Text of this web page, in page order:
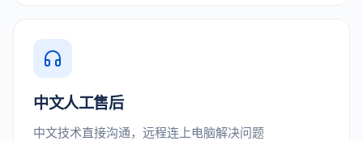
中文人工售后
中文技术直接沟通，远程连上电脑解决问题